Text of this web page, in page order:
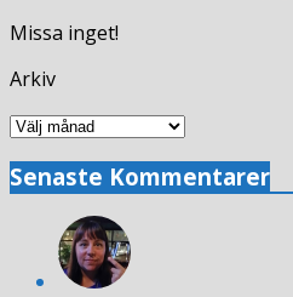
Missa inget!
Arkiv
Arkiv
Senaste Kommentarer